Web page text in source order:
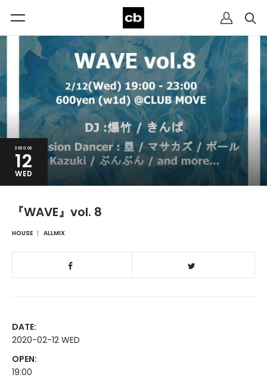
2020.02
12
WED
『WAVE』vol. 8
HOUSE ALLMIX
DATE:
2020-02-12 WED
OPEN:
19:00